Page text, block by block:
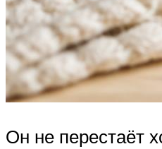
Он не перестаёт